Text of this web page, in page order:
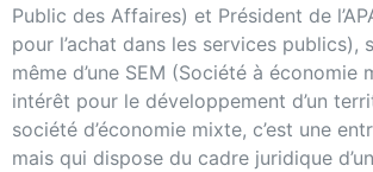
Public des Affaires) et Président de
pour l’achat dans les services publics),
même d’une SEM (Société à économie
intérêt pour le développement d’un
société d’économie mixte, c’est une
mais qui dispose du cadre juridique